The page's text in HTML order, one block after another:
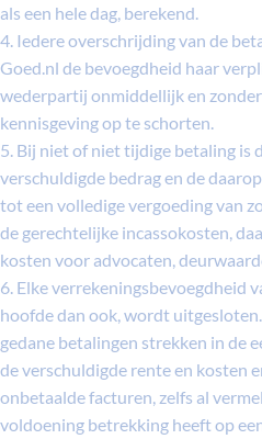
als een hele dag, berekend.
4. Iedere overschrijding van de
Goed.nl de bevoegdheid haar
wederpartij onmiddellijk en
kennisgeving op te schorten.
5. Bij niet of niet tijdige betaling is
verschuldigde bedrag en de
tot een volledige vergoeding van
de gerechtelijke incassokosten,
kosten voor advocaten,
6. Elke verrekeningsbevoegdheid
hoofde dan ook, wordt
gedane betalingen strekken in de
de verschuldigde rente en kosten
onbetaalde facturen, zelfs al
voldoening betrekking heeft op